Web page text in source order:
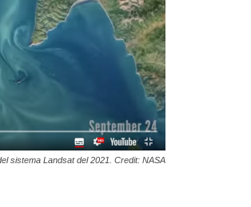
sistema Landsat del 2021. Credit: NASA